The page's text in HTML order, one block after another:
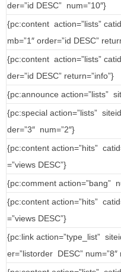
der=”id DESC” num=”10″}
{pc:content action=”lists”
mb=”1″ order=”id DESC”
{pc:content action=”lists”
der=”id DESC” return=”info”}
{pc:announce action=”lists”
{pc:special action=”lists”
der=”3″ num=”2″}
{pc:content action=”hits”
=”views DESC”}
{pc:comment action=”bang”
{pc:content action=”hits”
=”views DESC”}
{pc:link action=”type_list”
er=”listorder DESC” num=”8″